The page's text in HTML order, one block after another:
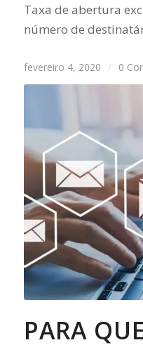
Taxa de abertura
número de
fevereiro 4, 2020 / 0
PARA